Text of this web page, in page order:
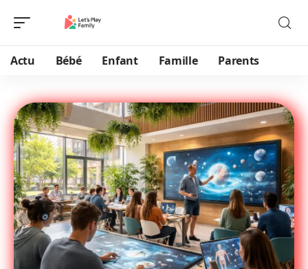
Actu Bébé Enfant Famille Parents